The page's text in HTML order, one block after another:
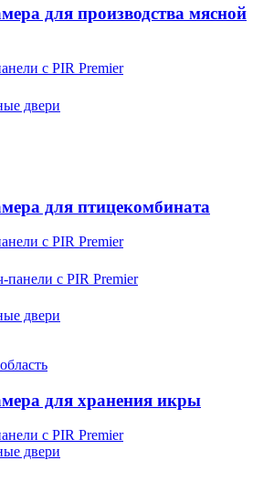
для производства мясной
с PIR Premier
двери
для птицекомбината
с PIR Premier
панели с PIR Premier
двери
для хранения икры
с PIR Premier
двери